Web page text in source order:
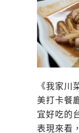
《我家川
美打卡餐
宜好吃的
表現來看